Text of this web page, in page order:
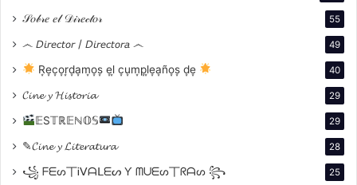
que se convertiría en una de las sagas más queridas
de la comedia nacional. Sin necesidad de pruebas de
𝒮𝑜𝒷𝓇𝑒 𝑒𝓁 𝒟𝒾𝓇𝑒𝒸𝓉𝑜𝓇 55
෴ 𝘋𝘪𝘳𝘦𝘤𝘵𝘰𝘳 / 𝘋𝘪𝘳𝘦𝘤𝘵𝘰𝘳𝘢 ෴ 49
R͙e͙c͙o͙r͙d͙a͙m͙o͙s͙ e͙l͙ c͙u͙m͙p͙l͙e͙a͙ño͙s͙ d͙e͙ 40
𝓒𝓲𝓷𝓮 𝔂 𝓗𝓲𝓼𝓽𝓸𝓻𝓲𝓪 29
𝔼S𝕋ℝ𝔼ℕ𝕆𝕊 29
✎𝓒𝓲𝓷𝓮 𝔂 𝓛𝓲𝓽𝓮𝓻𝓪𝓽𝓾𝓻𝓪 28
꧁ ᖴᗴᔕ丅Ꭵᐯᗩᒪᗴᔕ Ƴ ᗰᑌᗴᔕ丅ᖇᗩᔕ ꧂ 25